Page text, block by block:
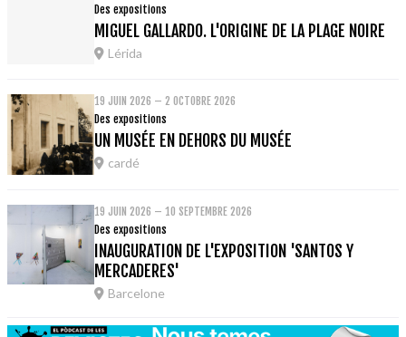
Des expositions
MIGUEL GALLARDO. L'ORIGINE DE LA PLAGE NOIRE
Lérida
19 JUIN 2026 – 2 OCTOBRE 2026
Des expositions
UN MUSÉE EN DEHORS DU MUSÉE
cardé
19 JUIN 2026 – 10 SEPTEMBRE 2026
Des expositions
INAUGURATION DE L'EXPOSITION 'SANTOS Y
MERCADERES'
Barcelone